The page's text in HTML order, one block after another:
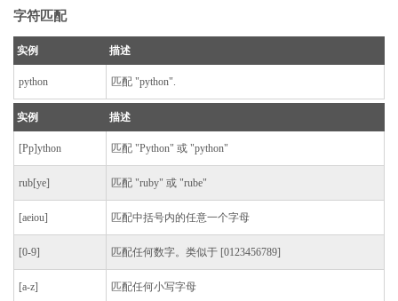
字符匹配
实例 描述
python 匹配 "python".
实例 描述
[Pp]ython 匹配 "Python" 或 "python"
rub[ye] 匹配 "ruby" 或 "rube"
[aeiou] 匹配中括号内的任意一个字母
[0-9] 匹配任何数字。类似于 [0123456789]
[a-z] 匹配任何小写字母